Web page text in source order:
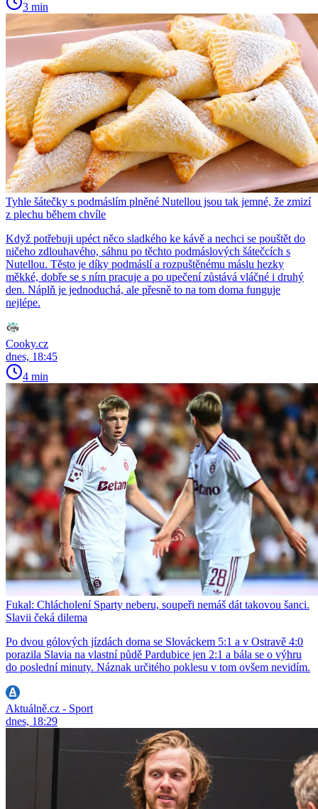
3 min
Tyhle šátečky s podmáslím plněné Nutellou jsou tak jemné, že zmizí
z plechu během chvíle
Když potřebuji upéct něco sladkého ke kávě a nechci se pouštět do
ničeho zdlouhavého, sáhnu po těchto podmáslových šátečcích s
Nutellou. Těsto je díky podmáslí a rozpuštěnému máslu hezky
měkké, dobře se s ním pracuje a po upečení zůstává vláčné i druhý
den. Náplň je jednoduchá, ale přesně to na tom doma funguje
nejlépe.
Cooky.cz
dnes, 18:45
4 min
Fukal: Chlácholení Sparty neberu, soupeři nemáš dát takovou šanci.
Slavii čeká dilema
Po dvou gólových jízdách doma se Slováckem 5:1 a v Ostravě 4:0
porazila Slavia na vlastní půdě Pardubice jen 2:1 a bála se o výhru
do poslední minuty. Náznak určitého poklesu v tom ovšem nevidím.
Aktuálně.cz - Sport
dnes, 18:29